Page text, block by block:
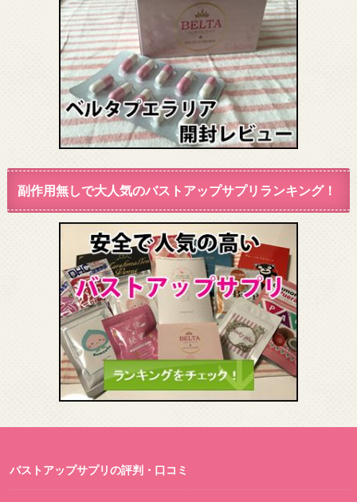
副作用無しで大人気のバストアップサプリランキング！
バストアップサプリの評判・口コミ